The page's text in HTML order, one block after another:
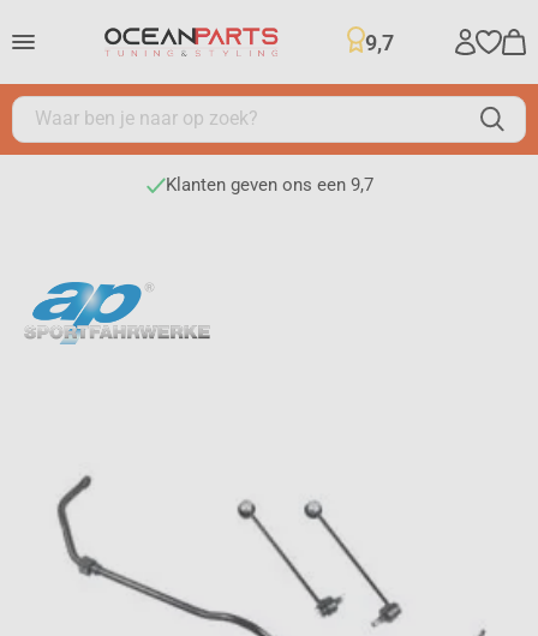
9,7
Klanten geven ons een 9,7